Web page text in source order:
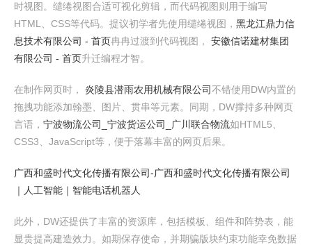
时视图。缱绻视图合适可视化剪辑，而代码视图则用于编写
HTML、CSS等代码。提议初学者先使用缱绻视图， 黑龙江鼎力信
息技术有限公司 - 首页冉冉过渡到代码视图， 安徽信诺建材集团
有限公司 - 首页升迁编程才智。
在制作网页时， 炎陵县潜雨农用机械有限公司不错使用DW内置的
拖拽功能添加翰墨、图片、贯串等元素。同期，DW撑持多种网页
言语， 宁波物流公司_宁波货运公司_广川联合物流如HTML5、
CSS3、JavaScript等，便于落幕丰富的网页后果。
广西和盛时代文化传播有限公司-广西和盛时代文化传播有限公司
｜人工智能｜智能电话机器人
此外，DW还提供了丰富的资源库，包括模板、组件和阵势表，能
显贵提高建造效力。如期保存使命，并期骗版块约束功能幸免数据